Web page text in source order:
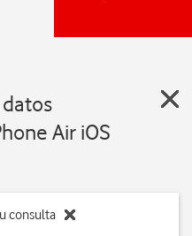
Air iOS
consulta